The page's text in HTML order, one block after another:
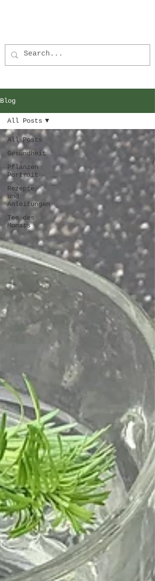
Blog
All Posts
Gesundheit
Pflanzen
Portrait
Rezepte
und
Anleitungen
Tee des
Monats
All Posts